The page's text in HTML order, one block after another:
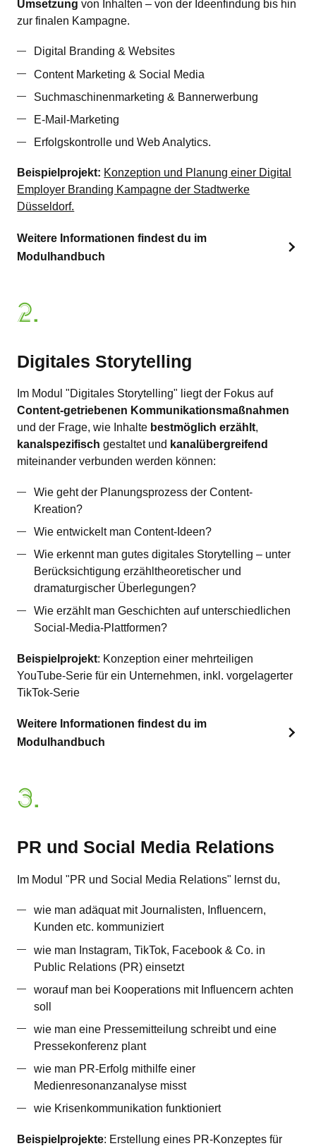
Umsetzungvon Inhalten – von der Ideenfindung bis hin
zur finalen Kampagne.
Digital Branding & Websites
Content Marketing & Social Media
Suchmaschinenmarketing & Bannerwerbung
E-Mail-Marketing
Erfolgskontrolle und Web Analytics.
Beispielprojekt: Konzeption und Planung einer Digital
Employer Branding Kampagne der Stadtwerke
Düsseldorf.
Weitere Informationen findest du im
Modulhandbuch
2.
Digitales Storytelling
Im Modul "Digitales Storytelling" liegt der Fokus auf
Content-getriebenen Kommunikationsmaßnahmen
und der Frage, wie Inhalte bestmöglich erzählt,
kanalspezifischgestaltet und kanalübergreifend
miteinander verbunden werden können:
Wie geht der Planungsprozess der Content-
Kreation?
Wie entwickelt man Content-Ideen?
Wie erkennt man gutes digitales Storytelling – unter
Berücksichtigung erzähltheoretischer und
dramaturgischer Überlegungen?
Wie erzählt man Geschichten auf unterschiedlichen
Social-Media-Plattformen?
Beispielprojekt: Konzeption einer mehrteiligen
YouTube-Serie für ein Unternehmen, inkl. vorgelagerter
TikTok-Serie
Weitere Informationen findest du im
Modulhandbuch
3.
PR und Social Media Relations
Im Modul "PR und Social Media Relations" lernst du,
wie man adäquat mit Journalisten, Influencern,
Kunden etc. kommuniziert
wie man Instagram, TikTok, Facebook & Co. in
Public Relations (PR) einsetzt
worauf man bei Kooperations mit Influencern achten
soll
wie man eine Pressemitteilung schreibt und eine
Pressekonferenz plant
wie man PR-Erfolg mithilfe einer
Medienresonanzanalyse misst
wie Krisenkommunikation funktioniert
Beispielprojekte: Erstellung eines PR-Konzeptes für